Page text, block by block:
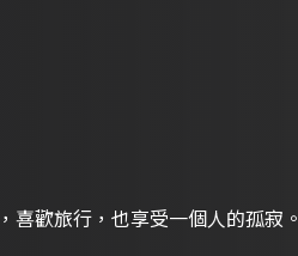
喜歡旅行，也享受一個人的孤寂。